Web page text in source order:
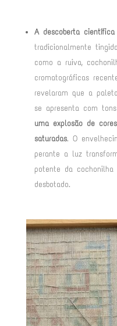
A descoberta
tradicionalmente
como a ruiva,
cromatográficas
revelaram que a
se apresenta com
uma explosão de
saturadas. O
perante a luz
potente da
desbotado.